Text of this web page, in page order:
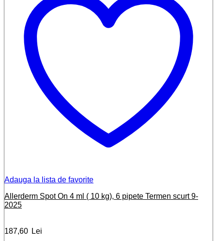
Adauga la lista de favorite
Allerderm Spot On 4 ml ( 10 kg), 6 pipete Termen scurt 9-
2025
187,60 Lei